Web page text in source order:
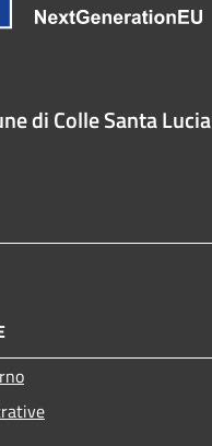
di Colle Santa Lucia